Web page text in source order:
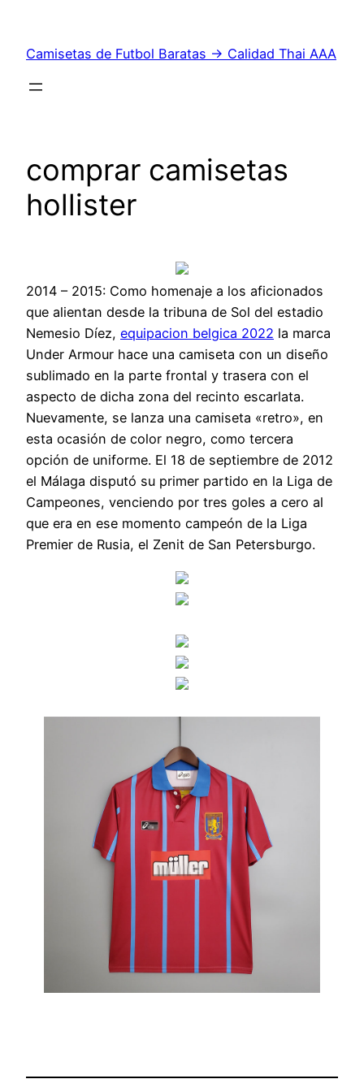
contenido
Camisetas de Futbol Baratas → Calidad Thai AAA
comprar camisetas
hollister
2014 – 2015: Como homenaje a los aficionados
que alientan desde la tribuna de Sol del estadio
Nemesio Díez, equipacion belgica 2022 la marca
Under Armour hace una camiseta con un diseño
sublimado en la parte frontal y trasera con el
aspecto de dicha zona del recinto escarlata.
Nuevamente, se lanza una camiseta «retro», en
esta ocasión de color negro, como tercera
opción de uniforme. El 18 de septiembre de 2012
el Málaga disputó su primer partido en la Liga de
Campeones, venciendo por tres goles a cero al
que era en ese momento campeón de la Liga
Premier de Rusia, el Zenit de San Petersburgo.